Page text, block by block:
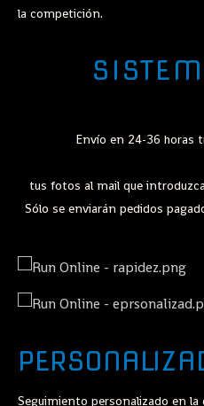
la competición.
Envío en 24-36 horas
tus fotos al mail que
Sólo se enviarán pedidos
Seguimiento personalizado en